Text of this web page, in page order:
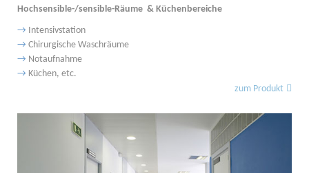
Hochsensible-/sensible-Räume & Küchenbereiche
→ Intensivstation
→ Chirurgische Waschräume
→ Notaufnahme
→ Küchen, etc.
zum Produkt